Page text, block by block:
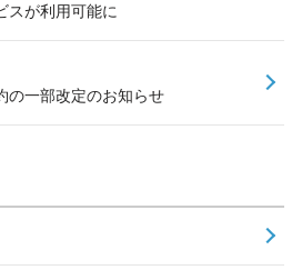
スが利用可能に
の一部改定のお知らせ